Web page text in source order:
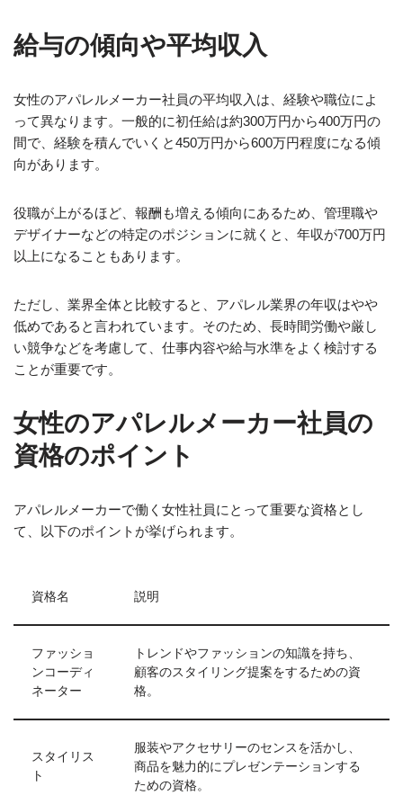
給与の傾向や平均収入
女性のアパレルメーカー社員の平均収入は、経験や職位によ
って異なります。一般的に初任給は約300万円から400万円の
間で、経験を積んでいくと450万円から600万円程度になる傾
向があります。
役職が上がるほど、報酬も増える傾向にあるため、管理職や
デザイナーなどの特定のポジションに就くと、年収が700万円
以上になることもあります。
ただし、業界全体と比較すると、アパレル業界の年収はやや
低めであると言われています。そのため、長時間労働や厳し
い競争などを考慮して、仕事内容や給与水準をよく検討する
ことが重要です。
女性のアパレルメーカー社員の
資格のポイント
アパレルメーカーで働く女性社員にとって重要な資格とし
て、以下のポイントが挙げられます。
資格名 説明
ファッショ
ンコーディ
ネーター
トレンドやファッションの知識を持ち、
顧客のスタイリング提案をするための資
格。
スタイリス
ト
服装やアクセサリーのセンスを活かし、
商品を魅力的にプレゼンテーションする
ための資格。